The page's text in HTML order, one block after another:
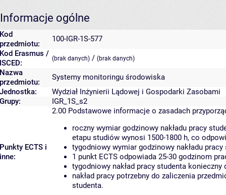
Informacje ogólne
Kod
przedmiotu:
100-IGR-1S-577
Kod Erasmus /
ISCED:
(brak danych) / (brak danych)
Nazwa
przedmiotu:
Systemy monitoringu środowiska
Jednostka:
Wydział Inżynierii Lądowej i Gospodarki Zasobami
Grupy:
IGR_1S_s2
Punkty ECTS i
inne:
2.00 Podstawowe informacje o zasadach
roczny wymiar godzinowy nakładu pracy
etapu studiów wynosi 1500-1800 h, co
tygodniowy wymiar godzinowy nakładu
1 punkt ECTS odpowiada 25-30 godzinom
tygodniowy nakład pracy studenta
nakład pracy potrzebny do zaliczenia
studenta.